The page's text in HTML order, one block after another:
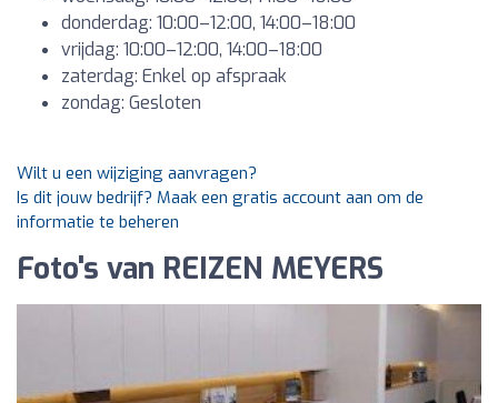
donderdag: 10:00–12:00, 14:00–18:00
vrijdag: 10:00–12:00, 14:00–18:00
zaterdag: Enkel op afspraak
zondag: Gesloten
Wilt u een wijziging aanvragen?
Is dit jouw bedrijf? Maak een gratis account aan om de
informatie te beheren
Foto's van REIZEN MEYERS